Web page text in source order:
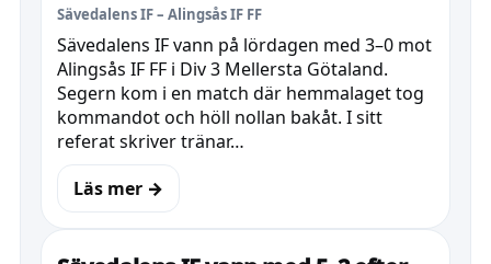
Sävedalens IF – Alingsås IF FF
Sävedalens IF vann på lördagen med 3–0 mot
Alingsås IF FF i Div 3 Mellersta Götaland.
Segern kom i en match där hemmalaget tog
kommandot och höll nollan bakåt. I sitt
referat skriver tränar…
Läs mer →